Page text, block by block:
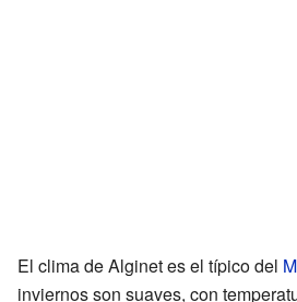
El clima de Alginet es el típico del
inviernos son suaves, con